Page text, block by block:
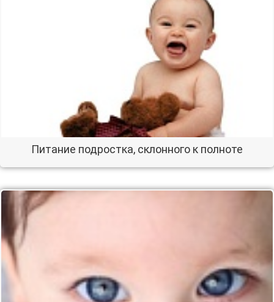
Питание подростка, склонного к полноте